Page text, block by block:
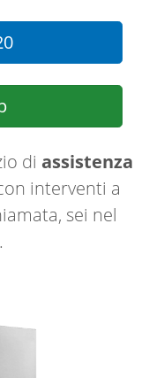
di assistenza
interventi a
sei nel